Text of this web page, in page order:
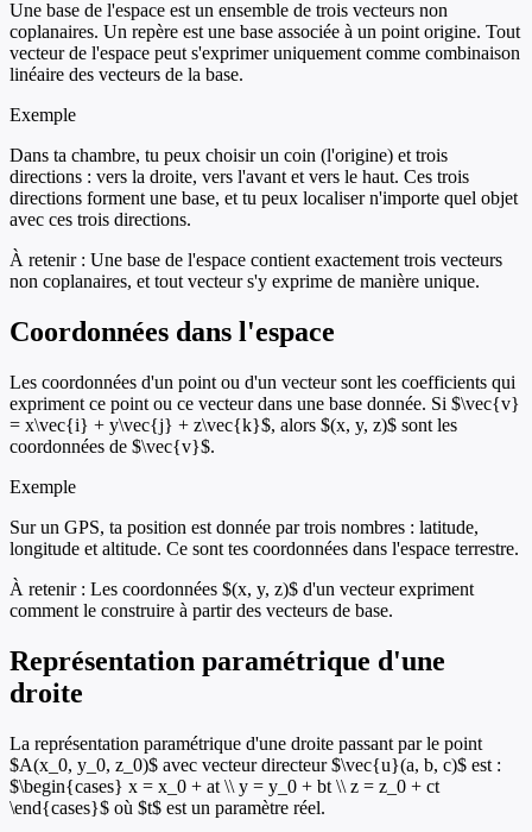
Une base de l'espace est un ensemble de trois vecteurs non
coplanaires. Un repère est une base associée à un point origine. Tout
vecteur de l'espace peut s'exprimer uniquement comme combinaison
linéaire des vecteurs de la base.
Exemple
Dans ta chambre, tu peux choisir un coin (l'origine) et trois
directions : vers la droite, vers l'avant et vers le haut. Ces trois
directions forment une base, et tu peux localiser n'importe quel objet
avec ces trois directions.
À retenir : Une base de l'espace contient exactement trois vecteurs
non coplanaires, et tout vecteur s'y exprime de manière unique.
Coordonnées dans l'espace
Les coordonnées d'un point ou d'un vecteur sont les coefficients qui
expriment ce point ou ce vecteur dans une base donnée. Si $\vec{v}
= x\vec{i} + y\vec{j} + z\vec{k}$, alors $(x, y, z)$ sont les
coordonnées de $\vec{v}$.
Exemple
Sur un GPS, ta position est donnée par trois nombres : latitude,
longitude et altitude. Ce sont tes coordonnées dans l'espace terrestre.
À retenir : Les coordonnées $(x, y, z)$ d'un vecteur expriment
comment le construire à partir des vecteurs de base.
Représentation paramétrique d'une
droite
La représentation paramétrique d'une droite passant par le point
$A(x_0, y_0, z_0)$ avec vecteur directeur $\vec{u}(a, b, c)$ est :
$\begin{cases} x = x_0 + at \\ y = y_0 + bt \\ z = z_0 + ct
\end{cases}$ où $t$ est un paramètre réel.